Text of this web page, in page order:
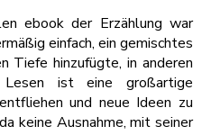
ebook der Erzählung war
einfach, ein gemischtes
Tiefe hinzufügte, in anderen
Lesen ist eine großartige
und neue Ideen zu
keine Ausnahme, mit seiner